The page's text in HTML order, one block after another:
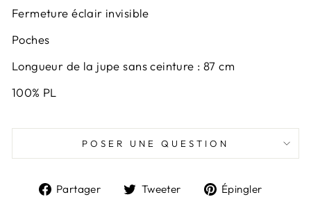
Fermeture éclair invisible
Poches
Longueur de la jupe sans ceinture : 87 cm
100% PL
POSER UNE QUESTION
Partager
PartagerTweeter
TweeterÉpingler